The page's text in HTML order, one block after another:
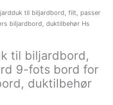
til biljardbord, filt, passer
biljardbord, duktilbehør Hs
til biljardbord,
9-fots bord for
duktilbehør